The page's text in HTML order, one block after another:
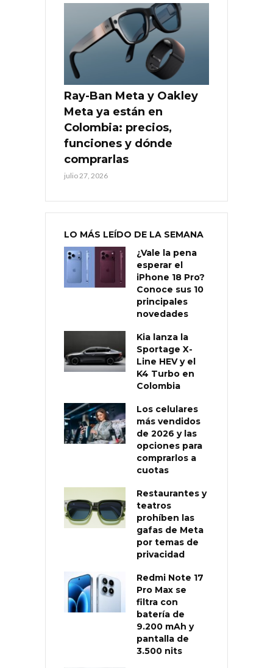
Ray-Ban Meta y Oakley
Meta ya están en
Colombia: precios,
funciones y dónde
comprarlas
julio 27, 2026
LO MÁS LEÍDO DE LA SEMANA
¿Vale la pena
esperar el
iPhone 18 Pro?
Conoce sus 10
principales
novedades
Kia lanza la
Sportage X-
Line HEV y el
K4 Turbo en
Colombia
Los celulares
más vendidos
de 2026 y las
opciones para
comprarlos a
cuotas
Restaurantes y
teatros
prohíben las
gafas de Meta
por temas de
privacidad
Redmi Note 17
Pro Max se
filtra con
batería de
9.200 mAh y
pantalla de
3.500 nits